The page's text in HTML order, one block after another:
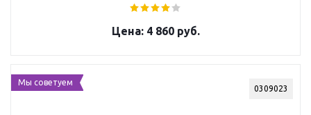
4 860 руб.
0309023
Мы советуем